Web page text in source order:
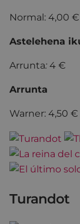
Normal: 4,00 €
Astelehena
Arrunta: 4 €
Arrunta
Warner: 4,50 €
Turandot